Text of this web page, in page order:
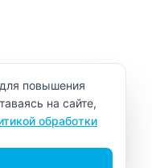
cookie
повышения
на сайте,
обработки